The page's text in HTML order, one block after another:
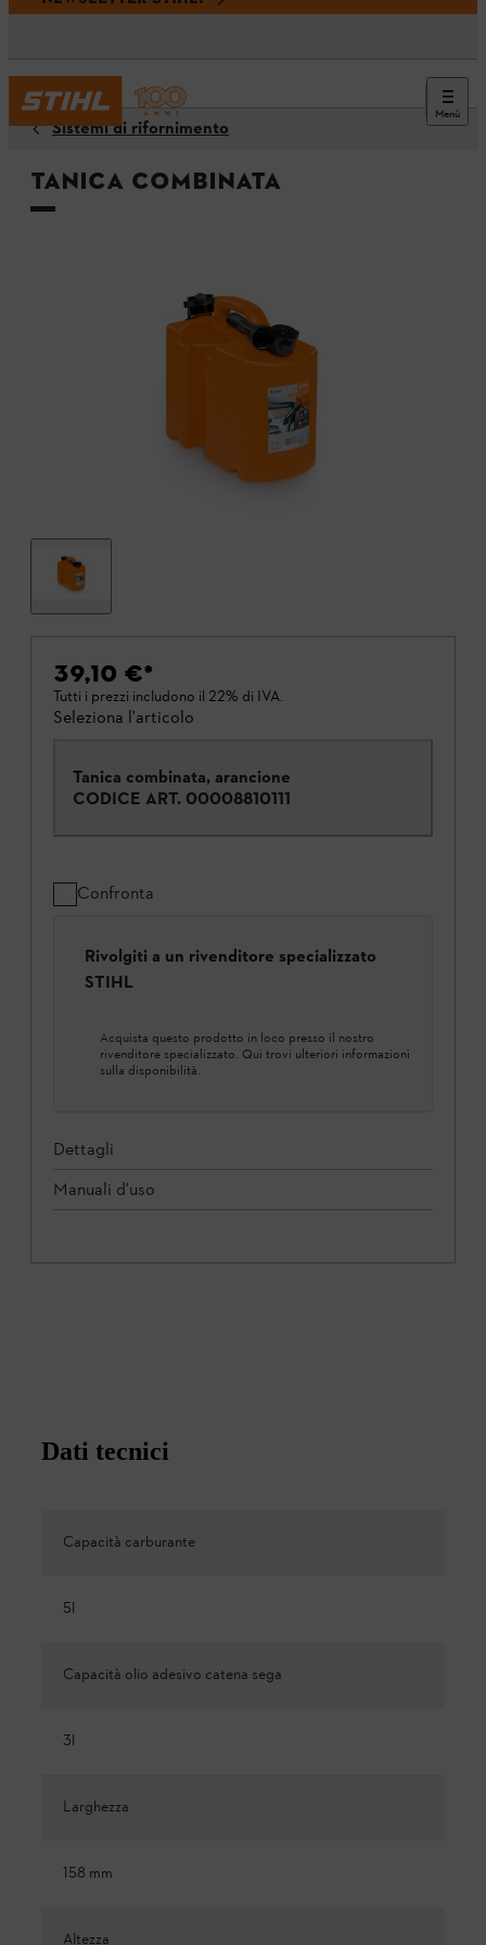
Menù
Sistemi di rifornimento
Tanica combinata
39,10 €*
Tutti i prezzi includono il 22% di IVA.
Seleziona l'articolo
Tanica combinata, arancione
CODICE ART. 00008810111
Confronta
Rivolgiti a un rivenditore specializzato
STIHL
Acquista questo prodotto in loco presso il nostro
rivenditore specializzato. Qui trovi ulteriori informazioni
sulla disponibilità.
Dettagli
Manuali d'uso
Dati tecnici
Capacità carburante
5l
Capacità olio adesivo catena sega
3l
Larghezza
158 mm
Altezza